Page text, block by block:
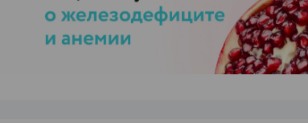
ЭФФЕКТИВНАЯ РЕКЛАМА НА САЙТЕ